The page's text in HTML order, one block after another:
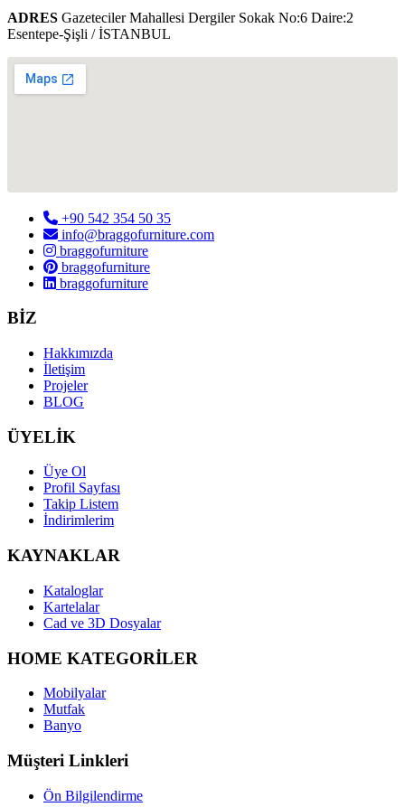
ADRES Gazeteciler Mahallesi Dergiler Sokak No:6 Daire:2
Esentepe-Şişli / İSTANBUL
+90 542 354 50 35
info@braggofurniture.com
braggofurniture
braggofurniture
braggofurniture
BİZ
Hakkımızda
İletişim
Projeler
BLOG
ÜYELİK
Üye Ol
Profil Sayfası
Takip Listem
İndirimlerim
KAYNAKLAR
Kataloglar
Kartelalar
Cad ve 3D Dosyalar
HOME KATEGORİLER
Mobilyalar
Mutfak
Banyo
Müşteri Linkleri
Ön Bilgilendirme